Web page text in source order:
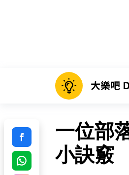
一位部
小訣竅